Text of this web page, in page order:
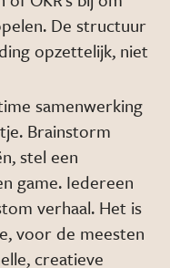
De structuur
opzettelijk, niet
samenwerking
Brainstorm
stel een
game. Iedereen
verhaal. Het is
voor de meesten
creatieve